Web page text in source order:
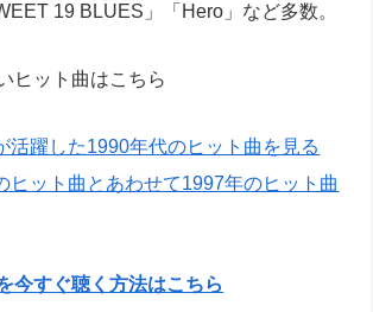
19 BLUES」「Hero」など多数。
ヒット曲はこちら
活躍した1990年代のヒット曲を見る
ヒット曲とあわせて1997年のヒット曲
今すぐ聴く方法はこちら